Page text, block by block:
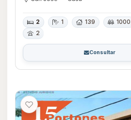
2 1 139 1000
2
Consultar